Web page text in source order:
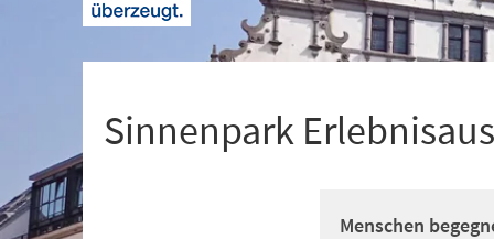
Sinnenpark
Menschen